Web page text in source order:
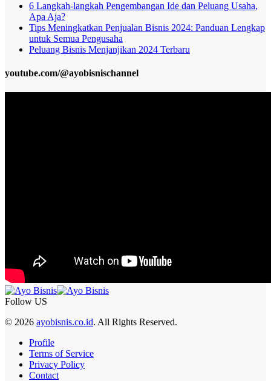
6 Langkah-langkah Pengembangan Ide dan Peluang Usaha,
Apa Aja?
Tips Meningkatkan Penjualan Bisnis 2024: Panduan Lengkap
untuk Semua Pengusaha
Peluang Bisnis Menjanjikan 2024 Terbaru
youtube.com/@ayobisnischannel
Follow US
© 2026 ayobisnis.co.id. All Rights Reserved.
Profile
Terms of Service
Privacy Policy
Contact